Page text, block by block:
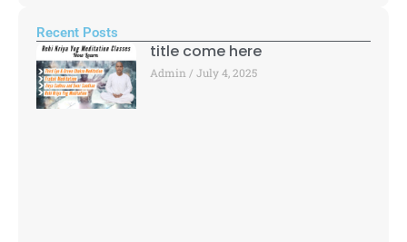
Recent Posts
title come here
Admin July 4, 2025